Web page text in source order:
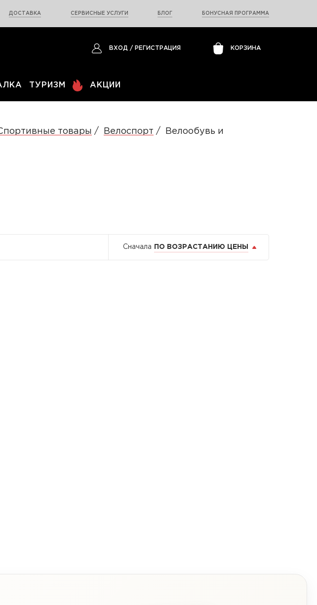
ДОСТАВКА СЕРВИСНЫЕ УСЛУГИ БЛОГ БОНУСНАЯ ПРОГРАММА
ВХОД / РЕГИСТРАЦИЯ КОРЗИНА
ТУРИЗМ АКЦИИ
товары Велоспорт
Велообувь и
Сначала ПО ВОЗРАСТАНИЮ ЦЕНЫ